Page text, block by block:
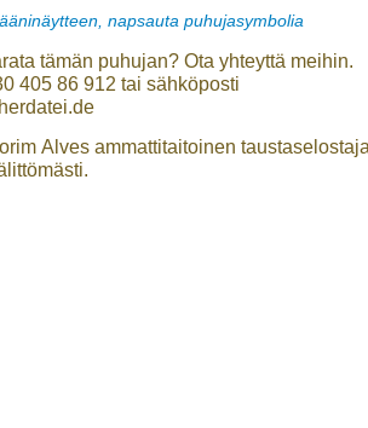
napsauta puhujasymbolia
tämän puhujan? Ota yhteyttä meihin.
405 86 912 tai sähköposti
Alves ammattitaitoinen